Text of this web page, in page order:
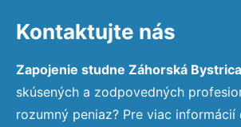
Kontaktujte nás
Zapojenie studne Záhorská Bystrica
skúsených a zodpovedných
rozumný peniaz? Pre viac informácií